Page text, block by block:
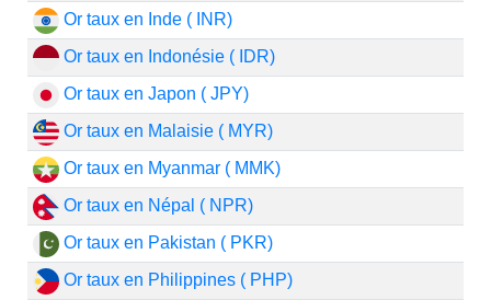
Or taux en Inde ( INR)
Or taux en Indonésie ( IDR)
Or taux en Japon ( JPY)
Or taux en Malaisie ( MYR)
Or taux en Myanmar ( MMK)
Or taux en Népal ( NPR)
Or taux en Pakistan ( PKR)
Or taux en Philippines ( PHP)